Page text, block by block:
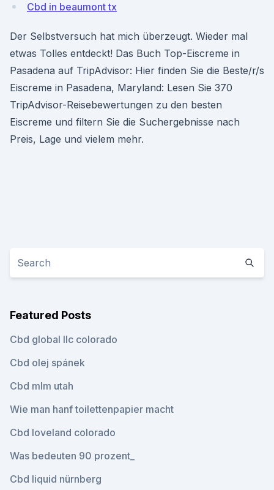
Cbd in beaumont tx
Der Selbstversuch hat mich überzeugt. Wieder mal
etwas Tolles entdeckt! Das Buch Top-Eiscreme in
Pasadena auf TripAdvisor: Hier finden Sie die Beste/r/s
Eiscreme in Pasadena, Maryland: Lesen Sie 370
TripAdvisor-Reisebewertungen zu den besten
Eiscreme und filtern Sie die Suchergebnisse nach
Preis, Lage und vielem mehr.
Featured Posts
Cbd global llc colorado
Cbd olej spánek
Cbd mlm utah
Wie man hanf toilettenpapier macht
Cbd loveland colorado
Was bedeuten 90 prozent_
Cbd liquid nürnberg